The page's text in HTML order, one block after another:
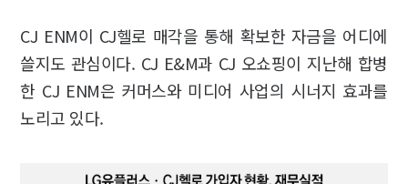
CJ ENM이 CJ헬로 매각을 통해 확보한 자금을 어디에
쓸지도 관심이다. CJ E&M과 CJ 오쇼핑이 지난해 합병
한 CJ ENM은 커머스와 미디어 사업의 시너지 효과를
노리고 있다.